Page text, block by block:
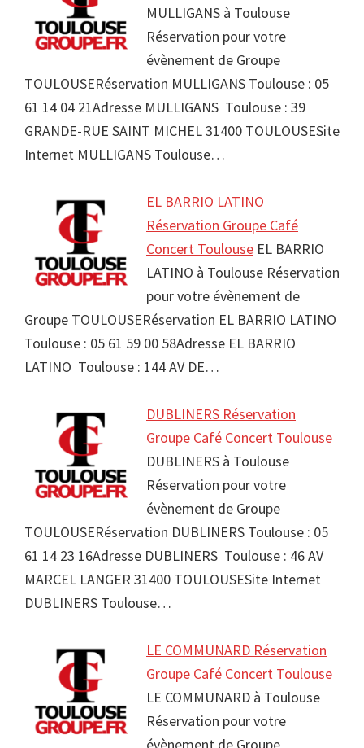
MULLIGANS à Toulouse
Réservation pour votre
évènement de Groupe
TOULOUSERéservation MULLIGANS Toulouse : 05
61 14 04 21Adresse MULLIGANS Toulouse : 39
GRANDE-RUE SAINT MICHEL 31400 TOULOUSESite
Internet MULLIGANS Toulouse…
EL BARRIO LATINO
Réservation Groupe Café
Concert Toulouse EL BARRIO
LATINO à Toulouse Réservation
pour votre évènement de
Groupe TOULOUSERéservation EL BARRIO LATINO
Toulouse : 05 61 59 00 58Adresse EL BARRIO
LATINO Toulouse : 144 AV DE…
DUBLINERS Réservation
Groupe Café Concert Toulouse
DUBLINERS à Toulouse
Réservation pour votre
évènement de Groupe
TOULOUSERéservation DUBLINERS Toulouse : 05
61 14 23 16Adresse DUBLINERS Toulouse : 46 AV
MARCEL LANGER 31400 TOULOUSESite Internet
DUBLINERS Toulouse…
LE COMMUNARD Réservation
Groupe Café Concert Toulouse
LE COMMUNARD à Toulouse
Réservation pour votre